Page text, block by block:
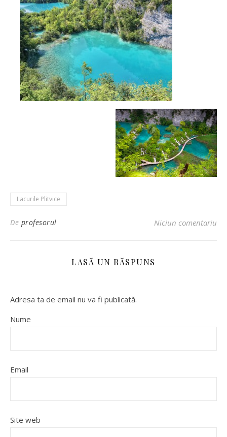
Lacurile Plitvice
De profesorul Niciun comentariu
LASĂ UN RĂSPUNS
Adresa ta de email nu va fi publicată.
Nume
Email
Site web